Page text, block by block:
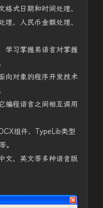
式日期和时间处理、
理、人民币金额处理、
学习掌握易语言对掌握
向对象的程序开发技术
编程语言之间相互调用
组件、TypeLib类型
。
文、英文等多种语言版